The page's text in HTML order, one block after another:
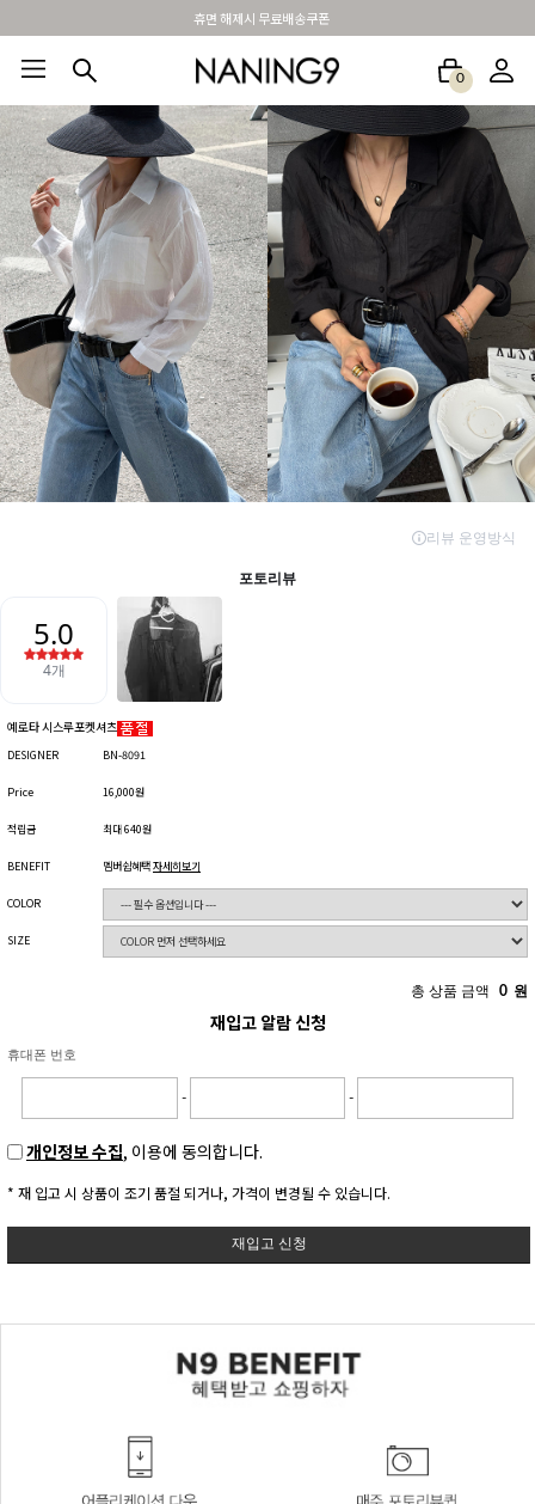
BEST 포토리뷰 - 매주 2명추첨 3만원쿠폰
0
BEST100🤍 NEW5% 베스트재진행 썸머여행룩 아울렛 하객&모임룩
예로타 시스루포켓셔츠
DESIGNER BN-8091
Price 16,000원
적립금 최대 640원
BENEFIT 멤버쉽혜택자세히보기
COLOR
SIZE
총 상품 금액 0 원
재입고 알람 신청
휴대폰 번호
- -
개인정보 수집, 이용에 동의합니다.
* 재 입고 시 상품이 조기 품절 되거나, 가격이 변경될 수 있습니다.
재입고 신청